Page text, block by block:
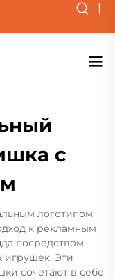
|
с
логотипом
к рекламным
посредством
игрушек. Эти
сочетают в себе